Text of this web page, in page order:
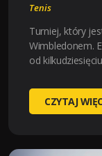
Tenis
Turniej, który
Wimbledonem.
od
WTA
500
CZYTAJ